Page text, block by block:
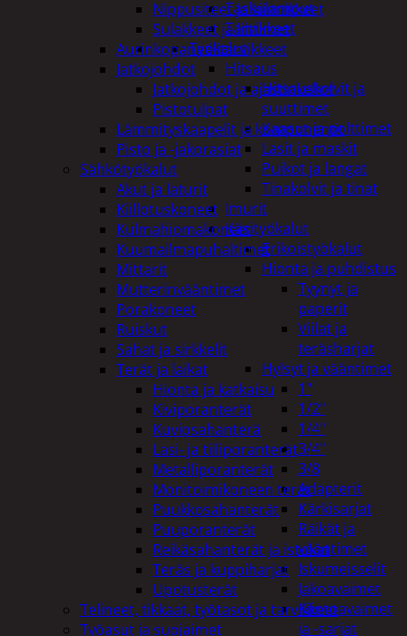
Taskulamput
Tarvikkeet
Työkalut
Hitsaus
Hitsauskolvit ja
suuttimet
Kaasut ja polttimet
Lasit ja maskit
Puikot ja langat
Tinakolvit ja tinat
Imurit
Käsityökalut
Erikoistyökalut
Hionta ja puhdistus
Tyynyt ja
paperit
Viilat ja
teräsharjat
Hylsyt ja vääntimet
1"
1/2"
1/4"
3/4"
3/8
Adapterit
Kärkisarjat
Räikät ja
vääntimet
Iskumeisselit
Jakoavaimet
Kiintoavaimet
ja -sarjat
Nippusiteet ja kiinnikkeet
Sulakkeet ja liittimet
Aurinkopaneelitarvikkeet
Jatkojohdot
Jatkojohdot ja ajastinkellot
Pistotulpat
Lämmityskaapelit ja komponentit
Pisto ja -jakorasiat
Sähkötyökalut
Akut ja laturit
Kiillotuskoneet
Kulmahiomakoneet
Kuumailmapuhaltimet
Mittarit
Mutterinvääntimet
Porakoneet
Ruiskut
Sahat ja sirkkelit
Terät ja laikat
Hionta ja katkaisu
Kiviporanterät
Kuviosahanterä
Lasi- ja tiiliporanterät
Metalliporanterät
Monitoimikoneen terät
Puukkosahanterät
Puuporanterät
Reikäsahanterät ja istukat
Teräs ja kuppiharjat
Upotusterät
Telineet, tikkaat, työtasot ja tarvikkeet
Työasut ja suojaimet